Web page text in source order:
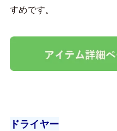
すめです。
ドライヤー